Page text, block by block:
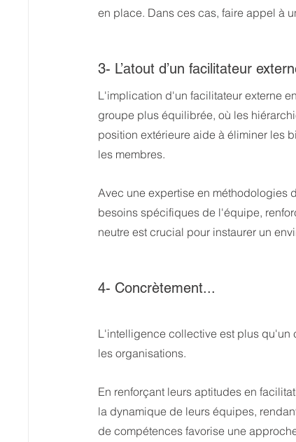
en place. Dans ces cas, faire appel à
3- L’atout d’un facilitateur
L'implication d'un facilitateur externe
groupe plus équilibrée, où les
position extérieure aide à éliminer les
les membres.
Avec une expertise en méthodologies
besoins spécifiques de l'équipe,
neutre est crucial pour instaurer un
4- Concrètement...
L'intelligence collective est plus qu'un
les organisations.
En renforçant leurs aptitudes en
la dynamique de leurs équipes,
de compétences favorise une